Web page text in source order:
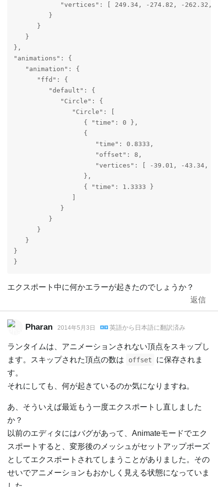
"vertices": [ 249.34, -274.82, -
         }
      }
   }
},
"animations": {
   "animation": {
      "ffd": {
         "default": {
            "Circle": {
               "Circle": [
                  { "time": 0 },
                  {
                     "time": 0.8333,
                     "offset": 8,
"vertices": [ -39.01, -43.34,
                  },
                  { "time": 1.3333 }
            }
         }
      }
   }
}
}
エクスポート中に何かエラーが起きたのでしょうか？
返信
Pharan 2014年5月3日 英語から 日本語に翻訳済み
ランタイムは、アニメーションされない頂点をスキップし
ます。スキップされた頂点の数は
offset
に保存されま
す。
それにしても、何が起きているのか気になりますね。
あ、そういえば最近もう一度エクスポートし直しました
か？
以前のエディタにはバグがあって、Animateモードでエク
スポートすると、変形後のメッシュがセットアップポーズ
としてエクスポートされてしまうことがありました。その
せいでアニメーションもおかしく見える状態になっていま